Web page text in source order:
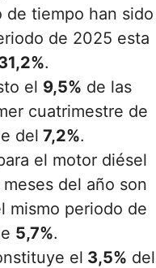
de tiempo han sido
de 2025 esta
.
el 9,5% de las
cuatrimestre de
del 7,2%.
el motor diésel
del año son
mismo periodo de
5,7%.
el 3,5% del